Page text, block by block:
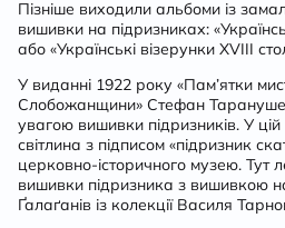
Пізніше виходили альбоми із
вишивки на підризниках:
або «Українські візерунки XVIII
У виданні 1922 року «Пам’ятки
Слобожанщини» Стефан
увагою вишивки підризників. У
світлина з підписом «підризник
церковно-історичного музею. Тут
вишивки підризника з вишивкою
Ґалаґанів із колекції Василя